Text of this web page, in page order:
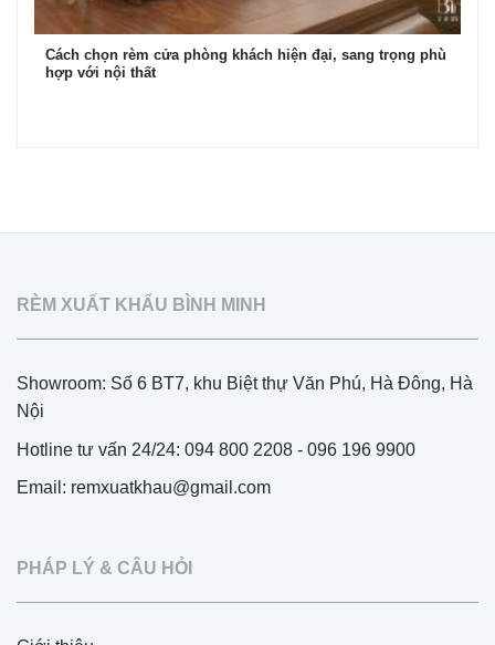
Cách chọn rèm cửa phòng khách hiện đại, sang trọng phù
hợp với nội thất
RÈM XUẤT KHẨU BÌNH MINH
Showroom: Số 6 BT7, khu Biệt thự Văn Phú, Hà Đông, Hà
Nội
Hotline tư vấn 24/24: 094 800 2208 - 096 196 9900
Email: remxuatkhau@gmail.com
PHÁP LÝ & CÂU HỎI